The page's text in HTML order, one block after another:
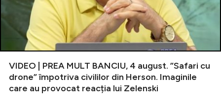
VIDEO | PREA MULT BANCIU, 4 august. ”Safari cu
drone” împotriva civililor din Herson. Imaginile
care au provocat reacția lui Zelenski